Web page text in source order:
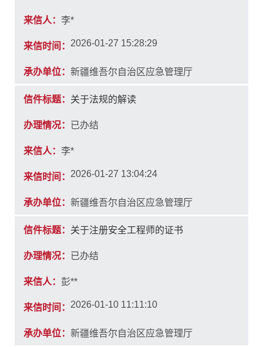
来信人： 李*
来信时间： 2026-01-27 15:28:29
承办单位： 新疆维吾尔自治区应急管理厅
信件标题： 关于法规的解读
办理情况： 已办结
来信人： 李*
来信时间： 2026-01-27 13:04:24
承办单位： 新疆维吾尔自治区应急管理厅
信件标题： 关于注册安全工程师的证书
办理情况： 已办结
来信人： 彭**
来信时间： 2026-01-10 11:11:10
承办单位： 新疆维吾尔自治区应急管理厅